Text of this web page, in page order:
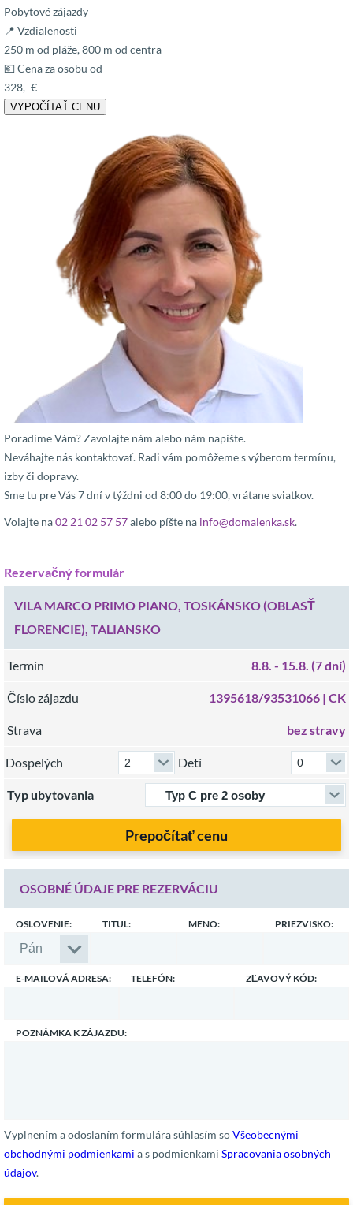
Pobytové zájazdy
📍 Vzdialenosti
250 m od pláže, 800 m od centra
💶 Cena za osobu od
328,- €
VYPOČÍTAŤ CENU
Poradíme Vám? Zavolajte nám alebo nám napíšte.
Neváhajte nás kontaktovať. Radi vám pomôžeme s výberom termínu,
izby či dopravy.
Sme tu pre Vás 7 dní v týždni od 8:00 do 19:00, vrátane sviatkov.
Volajte na02 21 02 57 57alebo píšte na info@domalenka.sk.
Rezervačný formulár
VILA MARCO PRIMO PIANO, TOSKÁNSKO (OBLASŤ
FLORENCIE), TALIANSKO
Termín 8.8. - 15.8. (7 dní)
Číslo zájazdu 1395618/93531066 | CK
Strava bez stravy
Dospelých Detí
Typ ubytovania
Prepočítať cenu
OSOBNÉ ÚDAJE PRE REZERVÁCIU
OSLOVENIE: TITUL: MENO: PRIEZVISKO:
E-MAILOVÁ ADRESA: TELEFÓN: ZĽAVOVÝ KÓD:
POZNÁMKA K ZÁJAZDU:
Vyplnením a odoslaním formulára súhlasím soVšeobecnými
obchodnými podmienkami a s podmienkami Spracovania osobných
údajov.